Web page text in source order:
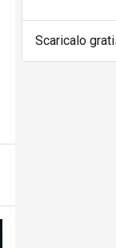
Scaricalo